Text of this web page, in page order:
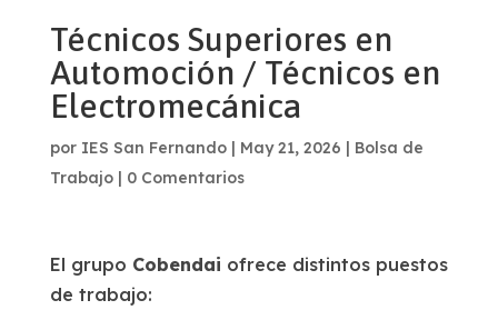
Técnicos Superiores en
Automoción / Técnicos en
Electromecánica
por IES San Fernando| May 21, 2026 | Bolsa de
Trabajo| 0 Comentarios
El grupo Cobendai ofrece distintos puestos
de trabajo: